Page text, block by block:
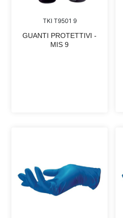
TKI T9501 9
GUANTI PROTETTIVI -
MIS 9